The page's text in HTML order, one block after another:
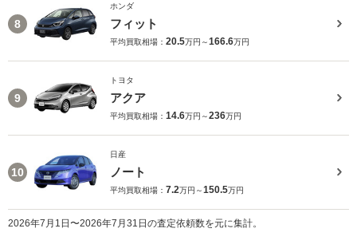
8
ホンダ
フィット
平均買取相場： 20.5万円～166.6万円
9
トヨタ
アクア
平均買取相場： 14.6万円～236万円
10
日産
ノート
平均買取相場： 7.2万円～150.5万円
2026年7月1日〜2026年7月31日の査定依頼数を元に集計。